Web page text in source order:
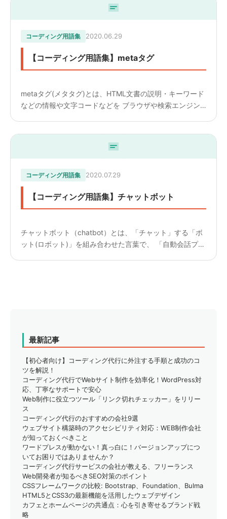
コーディング用語集 2020.06.29
【コーディング用語集】metaタグ
metaタグ(メタタグ)とは、HTML文書の説明・キーワード
などの情報や文字コードなどを ブラウザや検索エンジン
コーディング用語集 2020.07.29
【コーディング用語集】チャットボット
チャットボット（chatbot）とは、「チャット」する「ボ
ット(ロボット)」を組み合わせた言葉で、 「自動会話プロ
最新記事
【初心者向け】コーディング代行に外注する手順と成功のコ
ツを解説！
コーディング代行でWebサイト制作を効率化！WordPress対
応、丁寧なサポートで安心
Web制作に役立つツール「リンク切れチェッカー」をリリー
ス
コーディング代行のおすすめの会社9選
ウェブサイト構築時のアクセシビリティ対応：WEB制作会社
が知っておくべきこと
ワードプレスが動かない！真っ白に！バージョンアップにつ
いてお困りではありませんか？
コーディング代行サービスの会社が教える、フリーランス
Web開発者が知るべきSEO対策のポイント
CSSフレームワークの比較: Bootstrap、Foundation、Bulma
HTML5とCSS3の最新機能を活用したウェブデザイン
カフェとホームページの共通点：心を引き寄せるブランド戦
略